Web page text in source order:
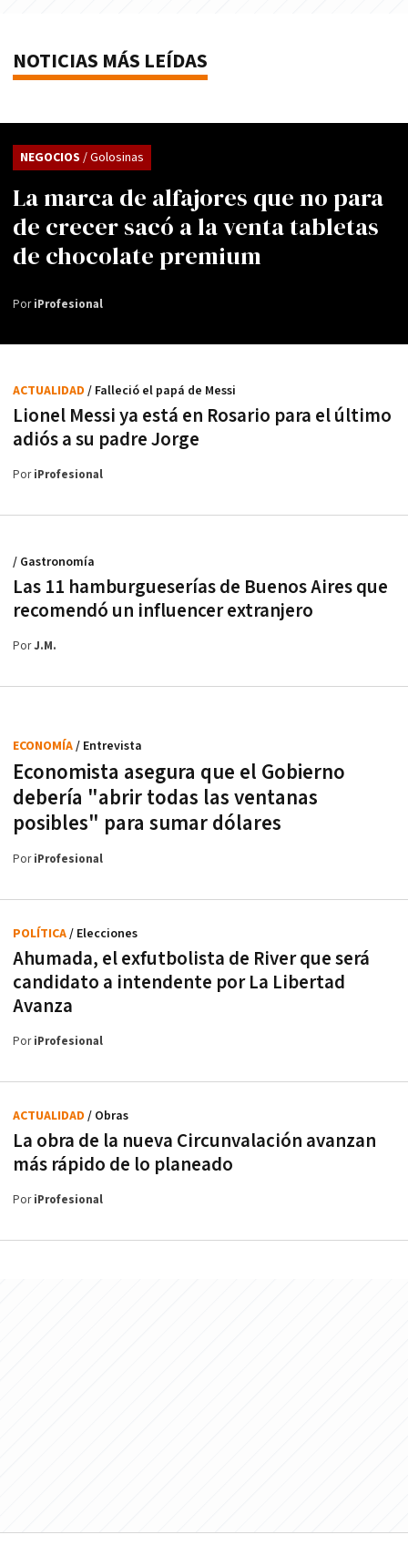
NOTICIAS MÁS LEÍDAS
La marca de alfajores que no para
de crecer sacó a la venta tabletas
de chocolate premium
NEGOCIOS / Golosinas
PoriProfesional
Lionel Messi ya está en Rosario para el último
adiós a su padre Jorge
ACTUALIDAD / Falleció el papá de Messi
PoriProfesional
Las 11 hamburgueserías de Buenos Aires que
recomendó un influencer extranjero
/ Gastronomía
PorJ.M.
Economista asegura que el Gobierno
debería "abrir todas las ventanas
posibles" para sumar dólares
ECONOMÍA/ Entrevista
PoriProfesional
Ahumada, el exfutbolista de River que será
candidato a intendente por La Libertad
Avanza
POLÍTICA/ Elecciones
PoriProfesional
La obra de la nueva Circunvalación avanzan
más rápido de lo planeado
ACTUALIDAD / Obras
PoriProfesional